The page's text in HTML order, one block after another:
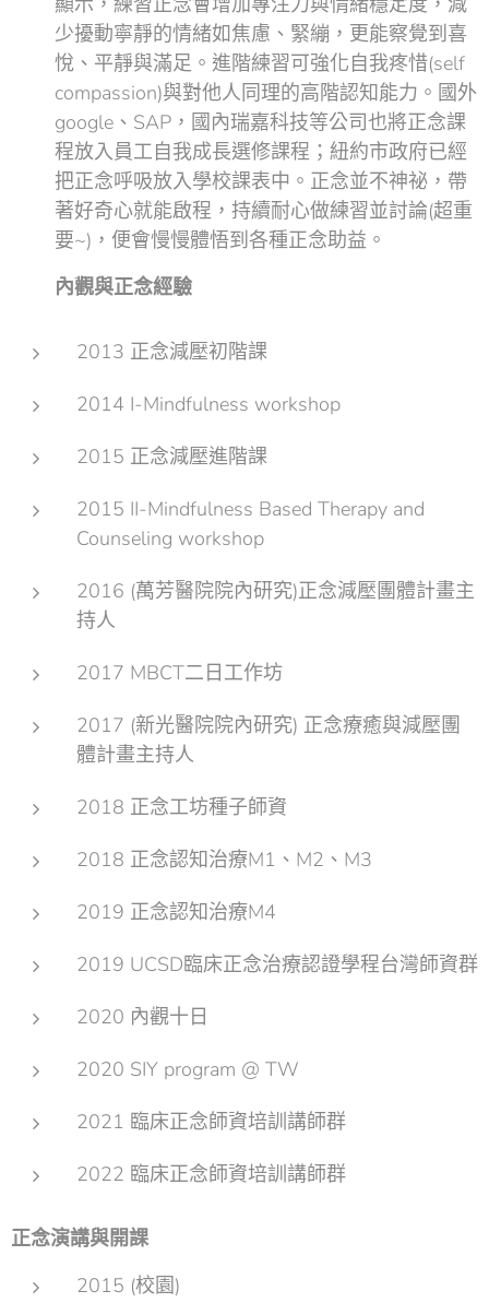
少擾動寧靜的情緒如焦慮、緊繃，更能察覺到喜
悅、平靜與滿足。進階練習可強化自我疼惜(self
compassion)與對他人同理的高階認知能力。國外
google、SAP，國內瑞嘉科技等公司也將正念課
程放入員工自我成長選修課程；紐約市政府已經
把正念呼吸放入學校課表中。正念並不神祕，帶
著好奇心就能啟程，持續耐心做練習並討論(超重
要~)，便會慢慢體悟到各種正念助益。
內觀與正念經驗
2013 正念減壓初階課
2014 I-Mindfulness workshop
2015 正念減壓進階課
2015 II-Mindfulness Based Therapy and
Counseling workshop
2016 (萬芳醫院院內研究)正念減壓團體計畫主
持人
2017 MBCT二日工作坊
2017 (新光醫院院內研究) 正念療癒與減壓團
體計畫主持人
2018 正念工坊種子師資
2018 正念認知治療M1、M2、M3
2019 正念認知治療M4
2019 UCSD臨床正念治療認證學程台灣師資群
2020 內觀十日
2020 SIY program @ TW
2021 臨床正念師資培訓講師群
2022 臨床正念師資培訓講師群
正念演講與開課
2015 (校園)